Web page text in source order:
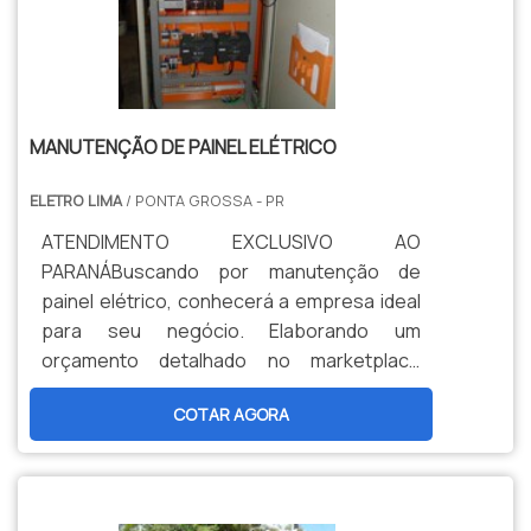
o que garante a melhor experiência para
parceiros novos e antigos..
MANUTENÇÃO DE PAINEL ELÉTRICO
ELETRO LIMA/ PONTA GROSSA - PR
ATENDIMENTO EXCLUSIVO AO
PARANÁBuscando por manutenção de
painel elétrico, conhecerá a empresa ideal
para seu negócio. Elaborando um
orçamento detalhado no marketplace
Soluções Industriais e conhecendo a
melhor referência em qualidade do
mercado.Sim, aqui é o lugar certo ! Quando
a temática é manutenção de painéis
COTAR AGORA